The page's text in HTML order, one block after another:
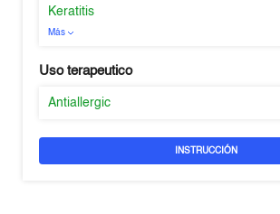
Keratitis
Más
Uso terapeutico
Antiallergic
INSTRUCCIÓN